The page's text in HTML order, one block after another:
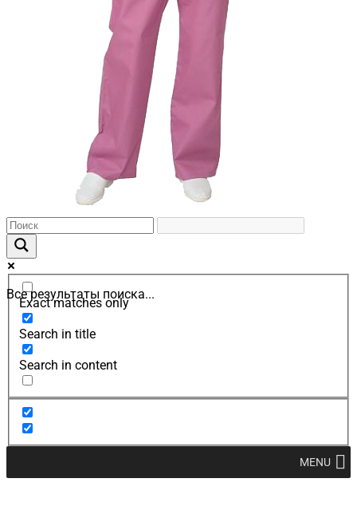
Все результаты поиска...
Exact matches only
Search in title
Search in content
MENU